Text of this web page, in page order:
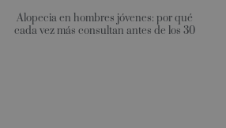
Alopecia en hombres jóvenes: por qué
cada vez más consultan antes de los 30